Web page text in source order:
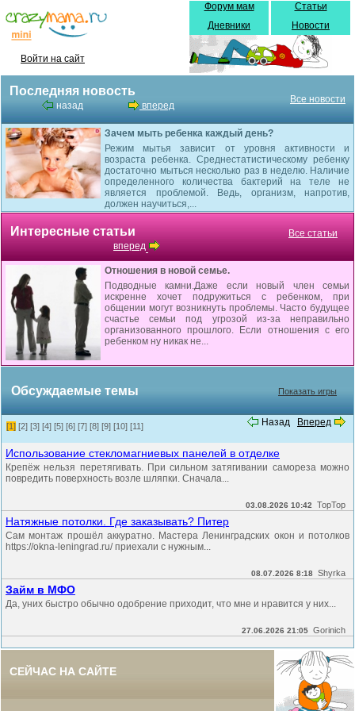
Войти на сайт
Форум мам
Дневники
Статьи
Новости
Последняя новость
назад вперед
Все новости
Зачем мыть ребенка каждый день?
Режим мытья зависит от уровня активности и
возраста ребенка. Среднестатистическому ребенку
достаточно мыться несколько раз в неделю. Наличие
определенного количества бактерий на теле не
является проблемой. Ведь, организм, напротив,
должен научиться,...
Интересные статьи
вперед
Все статьи
Отношения в новой семье.
Подводные камни.Даже если новый член семьи
искренне хочет подружиться с ребенком, при
общении могут возникнуть проблемы. Часто будущее
счастье семьи под угрозой из-за неправильно
организованного прошлого. Если отношения с его
ребенком ну никак не...
Обсуждаемые темы Показать игры
Назад Вперед
[1] [2] [3] [4] [5] [6] [7] [8] [9] [10] [11]
Использование стекломагниевых панелей в отделке
Крепёж нельзя перетягивать. При сильном затягивании самореза можно
повредить поверхность возле шляпки. Сначала...
03.08.2026 10:42 TopTop
Натяжные потолки. Где заказывать? Питер
Сам монтаж прошёл аккуратно. Мастера Ленинградских окон и потолков
https://okna-leningrad.ru/ приехали с нужным...
08.07.2026 8:18 Shyrka
Займ в МФО
Да, уних быстро обычно одобрение приходит, что мне и нравится у них...
27.06.2026 21:05 Gorinich
СЕЙЧАС НА САЙТЕ